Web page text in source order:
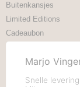
Buitenkansjes
Limited Editions
Cadeaubon